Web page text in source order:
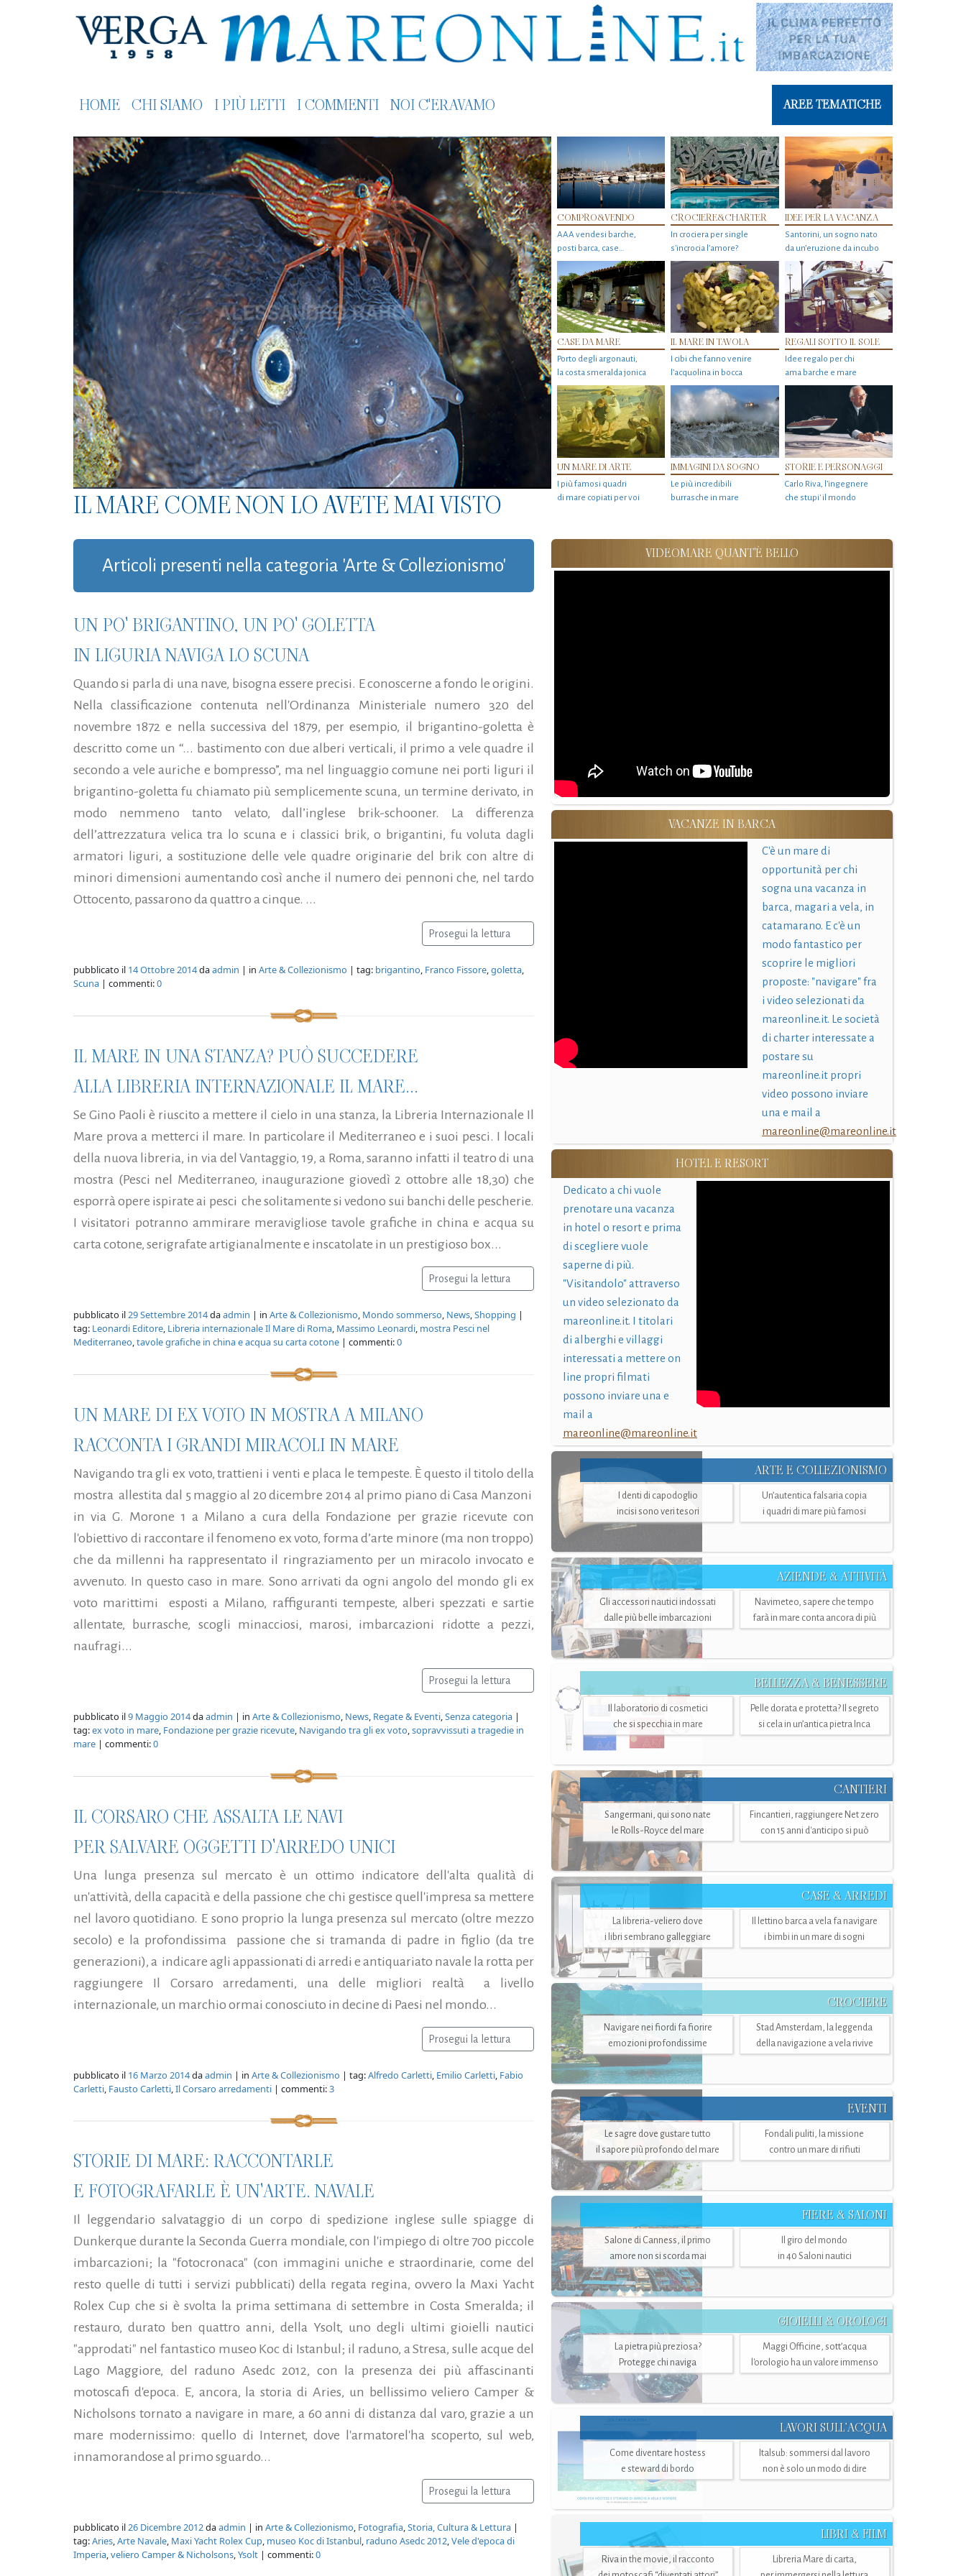
HOME CHI SIAMO I PIÙ LETTI I COMMENTI NOI C'ERAVAMO AREE TEMATICHE
IL MARE COME NON LO AVETE MAI VISTO
COMPRO&VENDO
AAA vendesi barche,
posti barca, case…
CROCIERE&CHARTER
In crociera per single
s'incrocia l’amore?
IDEE PER LA VACANZA
Santorini, un sogno nato
da un’eruzione da incubo
CASE DA MARE
Porto degli argonauti,
la costa smeralda jonica
IL MARE IN TAVOLA
I cibi che fanno venire
l’acquolina in bocca
REGALI SOTTO IL SOLE
Idee regalo per chi
ama barche e mare
UN MARE DI ARTE
I più famosi quadri
di mare copiati per voi
IMMAGINI DA SOGNO
Le più incredibili
burrasche in mare
STORIE E PERSONAGGI
Carlo Riva, l’ingegnere
che stupi' il mondo
Articoli presenti nella categoria 'Arte & Collezionismo'
UN PO' BRIGANTINO, UN PO' GOLETTA
IN LIGURIA NAVIGA LO SCUNA
Quando si parla di una nave, bisogna essere precisi. E conoscerne a fondo le origini.
Nella classificazione contenuta nell'Ordinanza Ministeriale numero 320 del
novembre 1872 e nella successiva del 1879, per esempio, il brigantino-goletta è
descritto come un “... bastimento con due alberi verticali, il primo a vele quadre il
secondo a vele auriche e bompresso”, ma nel linguaggio comune nei porti liguri il
brigantino-goletta fu chiamato più semplicemente scuna, un termine derivato, in
modo nemmeno tanto velato, dall’inglese brik-schooner. La differenza
dell’attrezzatura velica tra lo scuna e i classici brik, o brigantini, fu voluta dagli
armatori liguri, a sostituzione delle vele quadre originarie del brik con altre di
minori dimensioni aumentando così anche il numero dei pennoni che, nel tardo
Ottocento, passarono da quattro a cinque. ...
Prosegui la lettura
pubblicato il 14 Ottobre 2014daadmin | in Arte & Collezionismo | tag: brigantino, Franco Fissore,goletta,
Scuna | commenti:0
IL MARE IN UNA STANZA? PUÒ SUCCEDERE
ALLA LIBRERIA INTERNAZIONALE IL MARE...
Se Gino Paoli è riuscito a mettere il cielo in una stanza, la Libreria Internazionale Il
Mare prova a metterci il mare. In particolare il Mediterraneo e i suoi pesci. I locali
della nuova libreria, in via del Vantaggio, 19, a Roma, saranno infatti il teatro di una
mostra (Pesci nel Mediterraneo, inaugurazione giovedì 2 ottobre alle 18,30) che
esporrà opere ispirate ai pesci che solitamente si vedono sui banchi delle pescherie.
I visitatori potranno ammirare meravigliose tavole grafiche in china e acqua su
carta cotone, serigrafate artigianalmente e inscatolate in un prestigioso box...
Prosegui la lettura
pubblicato il29 Settembre 2014daadmin | in Arte & Collezionismo, Mondo sommerso, News,Shopping |
tag: Leonardi Editore, Libreria internazionale Il Mare di Roma, Massimo Leonardi, mostra Pesci nel
Mediterraneo,tavole grafiche in china e acqua su carta cotone | commenti:0
UN MARE DI EX VOTO IN MOSTRA A MILANO
RACCONTA I GRANDI MIRACOLI IN MARE
Navigando tra gli ex voto, trattieni i venti e placa le tempeste. È questo il titolo della
mostra allestita dal 5 maggio al 20 dicembre 2014 al primo piano di Casa Manzoni
in via G. Morone 1 a Milano a cura della Fondazione per grazie ricevute con
l'obiettivo di raccontare il fenomeno ex voto, forma d’arte minore (ma non troppo)
che da millenni ha rappresentato il ringraziamento per un miracolo invocato e
avvenuto. In questo caso in mare. Sono arrivati da ogni angolo del mondo gli ex
voto marittimi esposti a Milano, raffiguranti tempeste, alberi spezzati e sartie
allentate, burrasche, scogli minacciosi, marosi, imbarcazioni ridotte a pezzi,
naufragi...
Prosegui la lettura
pubblicato il9 Maggio 2014daadmin | in Arte & Collezionismo, News, Regate & Eventi,Senza categoria |
tag:ex voto in mare, Fondazione per grazie ricevute, Navigando tra gli ex voto,sopravvissuti a tragedie in
mare | commenti:0
IL CORSARO CHE ASSALTA LE NAVI
PER SALVARE OGGETTI D'ARREDO UNICI
Una lunga presenza sul mercato è un ottimo indicatore dell'alta qualità di
un'attività, della capacità e della passione che chi gestisce quell'impresa sa mettere
nel lavoro quotidiano. E sono proprio la lunga presenza sul mercato (oltre mezzo
secolo) e la profondissima passione che si tramanda di padre in figlio (da tre
generazioni), a indicare agli appassionati di arredi e antiquariato navale la rotta per
raggiungere Il Corsaro arredamenti, una delle migliori realtà a livello
internazionale, un marchio ormai conosciuto in decine di Paesi nel mondo...
Prosegui la lettura
pubblicato il 16 Marzo 2014daadmin | in Arte & Collezionismo | tag:Alfredo Carletti Emilio Carletti Fabio
Carletti Fausto Carletti Il Corsaro arredamenti | commenti:3
STORIE DI MARE: RACCONTARLE
E FOTOGRAFARLE È UN'ARTE. NAVALE
Il leggendario salvataggio di un corpo di spedizione inglese sulle spiagge di
Dunkerque durante la Seconda Guerra mondiale, con l'impiego di oltre 700 piccole
imbarcazioni; la "fotocronaca" (con immagini uniche e straordinarie, come del
resto quelle di tutti i servizi pubblicati) della regata regina, ovvero la Maxi Yacht
Rolex Cup che si è svolta la prima settimana di settembre in Costa Smeralda; il
restauro, durato ben quattro anni, della Ysolt, uno degli ultimi gioielli nautici
"approdati" nel fantastico museo Koc di Istanbul; il raduno, a Stresa, sulle acque del
Lago Maggiore, del raduno Asedc 2012, con la presenza dei più affascinanti
motoscafi d'epoca. E, ancora, la storia di Aries, un bellissimo veliero Camper &
Nicholsons tornato a navigare in mare, a 60 anni di distanza dal varo, grazie a un
mare modernissimo: quello di Internet, dove l'armatorel'ha scoperto, sul web,
innamorandose al primo sguardo...
Prosegui la lettura
pubblicato il26 Dicembre 2012daadmin | in Arte & Collezionismo, Fotografia,Storia, Cultura & Lettura |
tag:Aries,Arte Navale, Maxi Yacht Rolex Cup, museo Koc di Istanbul, raduno Asedc 2012,Vele d'epoca di
Imperia,veliero Camper & Nicholsons,Ysolt | commenti:0
VIDEOMARE QUANT'È BELLO
VACANZE IN BARCA
C'è un mare di
opportunità per chi
sogna una vacanza in
barca, magari a vela, in
catamarano. E c'è un
modo fantastico per
scoprire le migliori
proposte: "navigare" fra
i video selezionati da
mareonline.it. Le società
di charter interessate a
postare su
mareonline.it propri
video possono inviare
una e mail a
mareonline@mareonline.it
HOTEL E RESORT
Dedicato a chi vuole
prenotare una vacanza
in hotel o resort e prima
di scegliere vuole
saperne di più.
"Visitandolo" attraverso
un video selezionato da
mareonline.it. I titolari
di alberghi e villaggi
interessati a mettere on
line propri filmati
possono inviare una e
mail a
mareonline@mareonline.it
ARTE E COLLEZIONISMO
I denti di capodoglio
incisi sono veri tesori
Un’autentica falsaria copia
i quadri di mare più famosi
AZIENDE & ATTIVITÀ
Gli accessori nautici indossati
dalle più belle imbarcazioni
Navimeteo, sapere che tempo
farà in mare conta ancora di più
BELLEZZA & BENESSERE
Il laboratorio di cosmetici
che si specchia in mare
Pelle dorata e protetta? Il segreto
si cela in un’antica pietra Inca
CANTIERI
Sangermani, qui sono nate
le Rolls-Royce del mare
Fincantieri, raggiungere Net zero
con 15 anni d'anticipo si può
CASE & ARREDI
La libreria-veliero dove
i libri sembrano galleggiare
Il lettino barca a vela fa navigare
i bimbi in un mare di sogni
CROCIERE
Navigare nei fiordi fa fiorire
emozioni profondissime
Stad Amsterdam, la leggenda
della navigazione a vela rivive
EVENTI
Le sagre dove gustare tutto
il sapore più profondo del mare
Fondali puliti, la missione
contro un mare di rifiuti
FIERE & SALONI
Salone di Canness, il primo
amore non si scorda mai
Il giro del mondo
in 40 Saloni nautici
GIOIELLI & OROLOGI
La pietra più preziosa?
Protegge chi naviga
Maggi Officine, sott’acqua
l'orologio ha un valore immenso
LAVORI SULL’ACQUA
Come diventare hostess
e steward di bordo
Italsub: sommersi dal lavoro
non è solo un modo di dire
LIBRI & FILM
Riva in the movie, il racconto
Libreria Mare di carta,